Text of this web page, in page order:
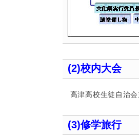
(2)校内大会
高津高校生徒自治会
(3)修学旅行